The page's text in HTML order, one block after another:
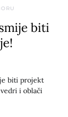
biti
biti projekt
i oblači